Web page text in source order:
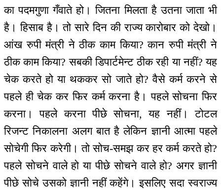
का पदमगुणा गँवाते हो। जितना मिलता है उतना जाता भी
है। हिसाब है। तो सारे दिन की राज्य कारोबार को देखो।
आंख रुपी मंत्री ने ठीक काम किया? कान रुपी मंत्री ने
ठीक काम किया? सबकी डिपार्टमेन्ट ठीक रही या नहीं? यह
चेक करते हो या थककर सो जाते हो? वैसे कर्म करने से
पहले ही चेक कर फिर कर्म करना है। पहले सोचना फिर
करना। पहले करना पीछे सोचना, यह नहीं। टोटल
रिजन्ट निकालना अलग बात है लेकिन ज्ञानी आत्मा पहले
सोचेगी फिर करेगी। तो सोच-समझ कर हर कर्म करते हो?
पहले सोचने वाले हो या पीछे सोचने वाले हो? अगर ज्ञानी
पीछे सोचे उसको ज्ञानी नहीं कहेंगे। इसलिए सदा स्वराज्य